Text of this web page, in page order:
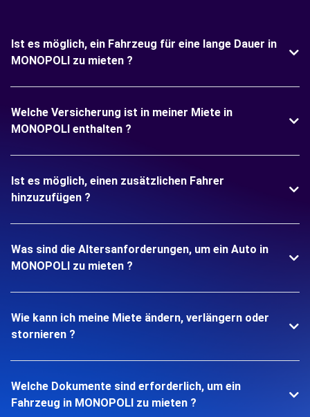
Ist es möglich, ein Fahrzeug für eine lange Dauer in
MONOPOLI zu mieten ?
Welche Versicherung ist in meiner Miete in
MONOPOLI enthalten ?
Ist es möglich, einen zusätzlichen Fahrer
hinzuzufügen ?
Was sind die Altersanforderungen, um ein Auto in
MONOPOLI zu mieten ?
Wie kann ich meine Miete ändern, verlängern oder
stornieren ?
Welche Dokumente sind erforderlich, um ein
Fahrzeug in MONOPOLI zu mieten ?